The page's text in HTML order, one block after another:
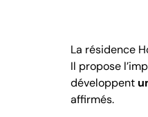
La résidence
Il propose
développent
affirmés.